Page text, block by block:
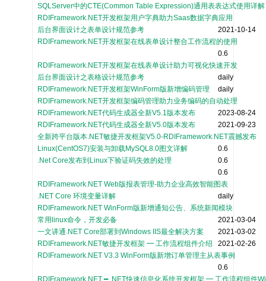
SQLServer中的CTE(Common Table Expression)通用表表达式使用详解
RDIFramework.NET开发框架用户字典助力Saas数据字典应用
后台界面设计之表单设计规范参考
2021-10-14
RDIFramework.NET开发框架在线表单设计整合工作流程的使用
0.6
RDIFramework.NET开发框架在线表单设计助力可视化快速开发
后台界面设计之表格设计规范参考
daily
RDIFramework.NET开发框架WinForm版新增编码管理
daily
RDIFramework.NET开发框架编码管理助力业务编码的自动处理
RDIFramework.NET代码生成器全新V5.1版本发布
2023-08-24
RDIFramework.NET代码生成器全新V5.0版本发布
2021-09-23
全新跨平台版本.NET敏捷开发框架V5.0-RDIFramework.NET震撼发布
0.6
Linux(CentOS7)安装与卸载MySQL8.0图文详解
0.6
.Net Core发布到Linux下验证码失效的处理
0.6
RDIFramework.NET Web版报表管理-助力企业高效智能图表
.NET Core 环境变量详解
daily
RDIFramework.NET WinForm版新增通知公告、系统新闻模块
常用linux命令，开发必备
2021-03-04
一文讲通.NET Core部署到Windows IIS最全解决方案
2021-03-02
RDIFramework.NET敏捷开发框架 ━ 工作流程组件介绍
2021-02-26
RDIFramework.NET V3.3 WinForm版新增订单管理主从表事例
0.6
RDIFramework.NET ━ .NET快速信息化系统开发框架 ━ 工作流程组件